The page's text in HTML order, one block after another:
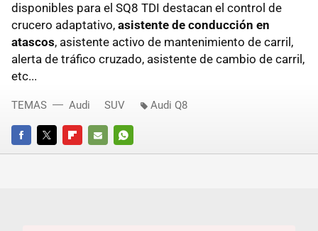
disponibles para el SQ8 TDI destacan el control de
crucero adaptativo, asistente de conducción en
atascos, asistente activo de mantenimiento de carril,
alerta de tráfico cruzado, asistente de cambio de carril,
etc...
FACEBOOKTWITTERFLIPBOARD
E-
WHATSAPP
TEMAS Audi SUV Audi Q8